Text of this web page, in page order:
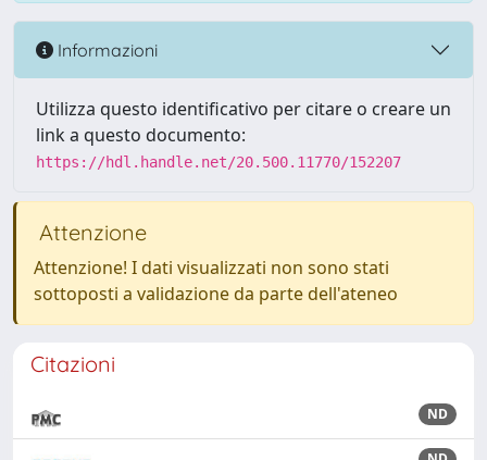
Informazioni
Utilizza questo identificativo per citare o creare un
link a questo documento:
https://hdl.handle.net/20.500.11770/152207
Attenzione
Attenzione! I dati visualizzati non sono stati
sottoposti a validazione da parte dell'ateneo
Citazioni
ND